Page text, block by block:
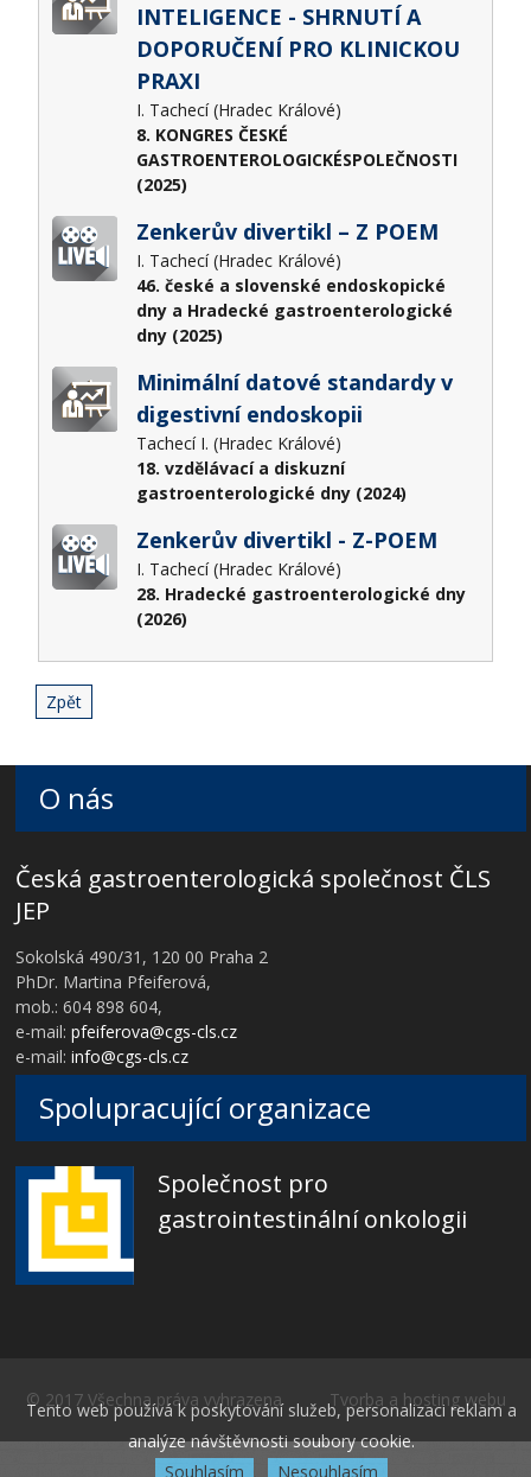
INTELIGENCE - SHRNUTÍ A
DOPORUČENÍ PRO KLINICKOU
PRAXI
I. Tachecí (Hradec Králové)
8. KONGRES ČESKÉ
GASTROENTEROLOGICKÉSPOLEČNOSTI
(2025)
Zenkerův divertikl – Z POEM
I. Tachecí (Hradec Králové)
46. české a slovenské endoskopické
dny a Hradecké gastroenterologické
dny (2025)
Minimální datové standardy v
digestivní endoskopii
Tachecí I. (Hradec Králové)
18. vzdělávací a diskuzní
gastroenterologické dny (2024)
Zenkerův divertikl - Z-POEM
I. Tachecí (Hradec Králové)
28. Hradecké gastroenterologické dny
(2026)
Zpět
O nás
Česká gastroenterologická společnost ČLS
JEP
Sokolská 490/31, 120 00 Praha 2
PhDr. Martina Pfeiferová,
mob.: 604 898 604,
e-mail:pfeiferova@cgs-cls.cz
e-mail:info@cgs-cls.cz
Spolupracující organizace
Společnost pro
gastrointestinální onkologii
© 2017 Všechna práva vyhrazena Tvorba a hosting webu
Tento web používá k poskytování služeb, personalizaci reklam a
analýze návštěvnosti soubory cookie.
Souhlasím
Nesouhlasím